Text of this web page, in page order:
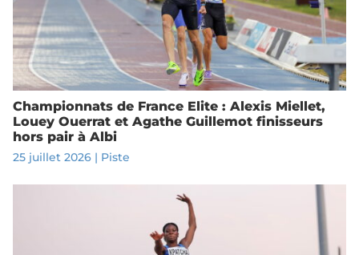
Championnats de France Elite : Alexis Miellet,
Louey Ouerrat et Agathe Guillemot finisseurs
hors pair à Albi
25 juillet 2026| Piste